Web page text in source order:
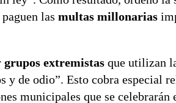
las multas millonarias
grupos extremistas que utilizan
de odio”. Esto cobra especial
municipales que se celebrarán